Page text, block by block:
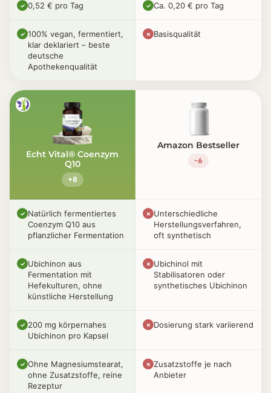
✓ 0,52 € pro Tag ✓ Ca. 0,20 € pro Tag
✓ 100% vegan, fermentiert,
klar deklariert – beste
deutsche
Apothekenqualität
✗ Basisqualität
Echt Vital® Coenzym
Q10
+8
Amazon Bestseller
-6
✓ Natürlich fermentiertes
Coenzym Q10 aus
pflanzlicher Fermentation
✗ Unterschiedliche
Herstellungsverfahren,
oft synthetisch
✓ Ubichinon aus
Fermentation mit
Hefekulturen, ohne
künstliche Herstellung
✗ Ubichinol mit
Stabilisatoren oder
synthetisches Ubichinon
✓ 200 mg körpernahes
Ubichinon pro Kapsel
✗ Dosierung stark variierend
✓ Ohne Magnesiumstearat,
ohne Zusatzstoffe, reine
Rezeptur
✗ Zusatzstoffe je nach
Anbieter